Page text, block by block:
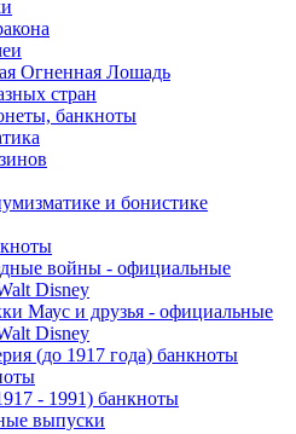
Огненная Лошадь
стран
банкноты
и бонистике
войны - официальные
Disney
Маус и друзья - официальные
Disney
(до 1917 года) банкноты
- 1991) банкноты
выпуски